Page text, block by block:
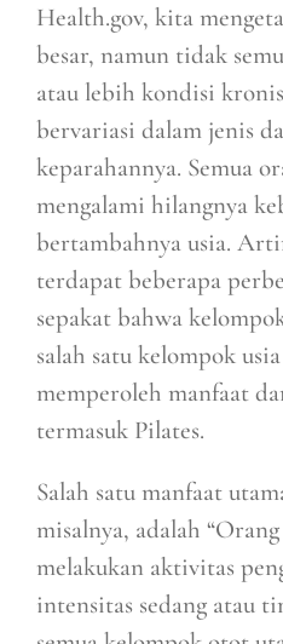
Health.gov, kita
besar, namun tidak
atau lebih kondisi
bervariasi dalam jenis
keparahannya. Semua
mengalami hilangnya
bertambahnya usia.
terdapat beberapa
sepakat bahwa
salah satu kelompok
memperoleh manfaat
termasuk Pilates.
Salah satu manfaat
misalnya, adalah
melakukan aktivitas
intensitas sedang atau